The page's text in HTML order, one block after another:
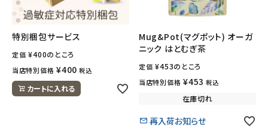
特別梱包サービス
定価 ¥400のところ
当店特別価格 ¥400 税込
カートに入れる
Mug&Pot(マグポット) オーガ
ニック はとむぎ茶
定価 ¥453のところ
当店特別価格 ¥453 税込
在庫切れ
再入荷お知らせ